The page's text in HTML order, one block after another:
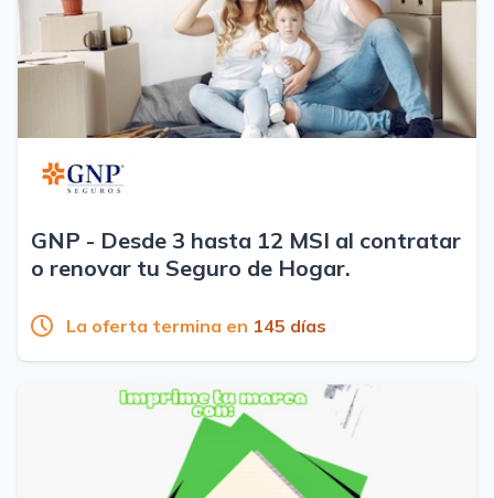
GNP - Desde 3 hasta 12 MSI al contratar
o renovar tu Seguro de Hogar.
La oferta termina en 145 días